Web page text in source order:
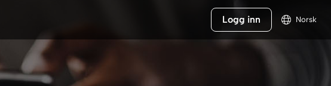
Logg inn Norsk